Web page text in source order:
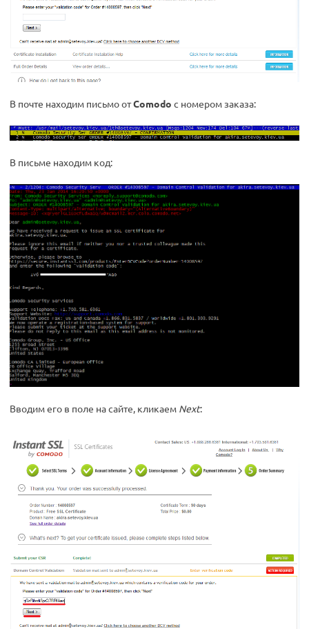
В почте находим письмо отComodo с номером заказа:
В письме находим код:
Вводим его в поле на сайте, кликаем Next: